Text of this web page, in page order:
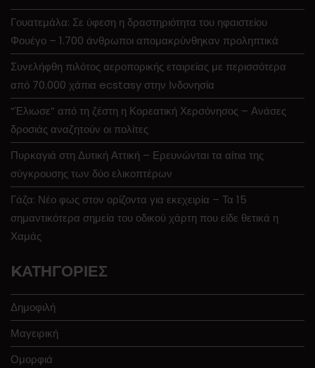
Γουατεμάλα: Σε ύφεση η δραστηριότητα του ηφαιστείου
Φουέγο – 1.700 άνθρωποι απομακρύνθηκαν προληπτικά
Συνελήφθη πιλότος αεροπορικής εταιρείας με περισσότερα
από 70.000 χάπια ecstasy στην Ινδονησία
“Έλιωσε” από τη ζέστη η Κορεατική Χερσόνησος – Ανάσες
δροσιάς αναζητούν οι πολίτες
Πυρκαγιά στη Δυτική Αττική – Ερευνώνται τα αίτια της
σύγκρουσης των δύο ελικοπτέρων
Γάζα: Νέο φως στον ορίζοντα για εκεχειρία – Τα 15
σημαντικότερα σημεία του οδικού χάρτη που είδε θετικά η
Χαμάς
KΑΤΗΓΟΡΊΕΣ
Δημοφιλή
Μαγειρική
Ομορφιά